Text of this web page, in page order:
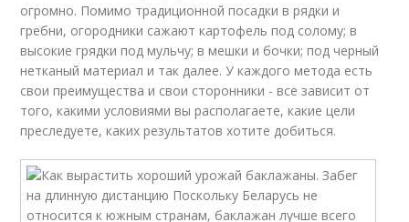
огромно. Помимо традиционной посадки в рядки и
гребни, огородники сажают картофель под солому; в
высокие грядки под мульчу; в мешки и бочки; под черный
нетканый материал и так далее. У каждого метода есть
свои преимущества и свои сторонники - все зависит от
того, какими условиями вы располагаете, какие цели
преследуете, каких результатов хотите добиться.